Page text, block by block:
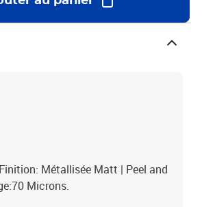
Métallisée Matt | Peel and
Microns.